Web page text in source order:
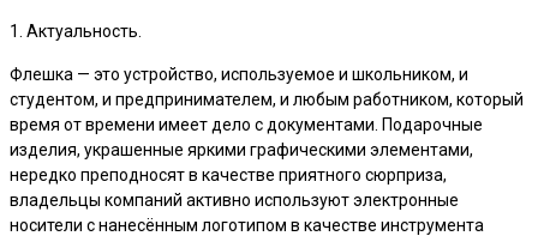
1. Актуальность.
Флешка — это устройство, используемое и школьником, и
студентом, и предпринимателем, и любым работником, который
время от времени имеет дело с документами. Подарочные
изделия, украшенные яркими графическими элементами,
нередко преподносят в качестве приятного сюрприза,
владельцы компаний активно используют электронные
носители с нанесённым логотипом в качестве инструмента